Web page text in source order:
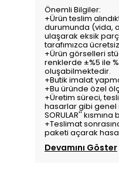
Önemli Bilgiler:
+Ürün teslim
durumunda (vida,
ulaşarak eksik
tarafımızca
+Ürün görselleri
renklerde ±%5 ile
oluşabilmektedir.
+Butik imalat
+Bu üründe özel
+Üretim süreci,
hasarlar gibi genel
SORULAR''
+Teslimat
paketi açarak
Devamını Göster